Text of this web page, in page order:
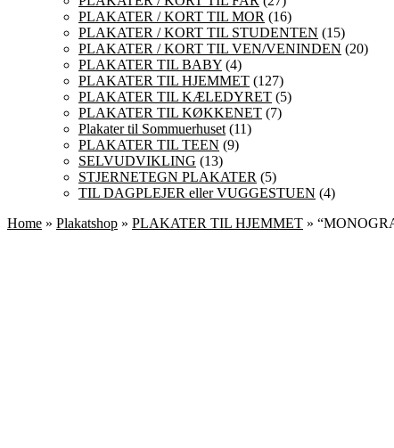
PLAKATER / KORT TIL MOR (16)
PLAKATER / KORT TIL STUDENTEN (15)
PLAKATER / KORT TIL VEN/VENINDEN (20)
PLAKATER TIL BABY (4)
PLAKATER TIL HJEMMET (127)
PLAKATER TIL KÆLEDYRET (5)
PLAKATER TIL KØKKENET (7)
Plakater til Sommuerhuset (11)
PLAKATER TIL TEEN (9)
SELVUDVIKLING (13)
STJERNETEGN PLAKATER (5)
TIL DAGPLEJER eller VUGGESTUEN (4)
Home » Plakatshop » PLAKATER TIL HJEMMET »